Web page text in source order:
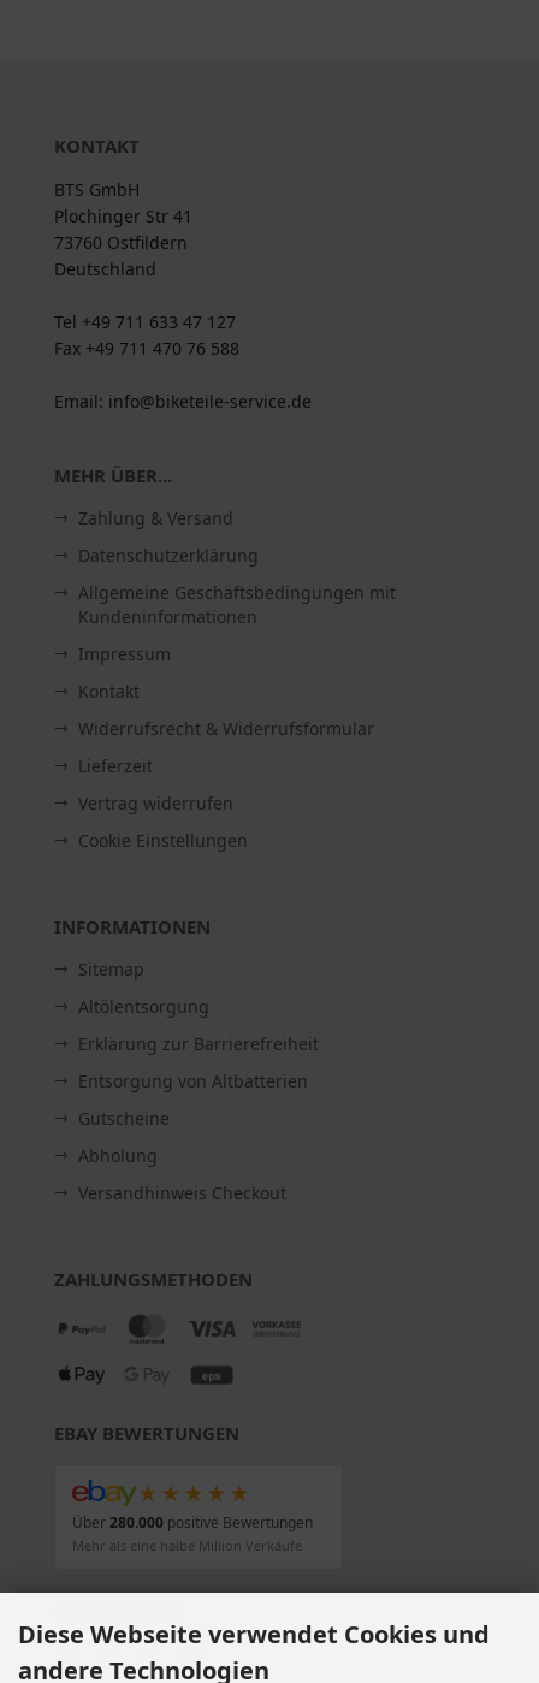
KONTAKT
BTS GmbH
Plochinger Str 41
73760 Ostfildern
Deutschland
Tel +49 711 633 47 127
Fax +49 711 470 76 588
Email: info@biketeile-service.de
MEHR ÜBER...
Zahlung & Versand
Datenschutzerklärung
Allgemeine Geschäftsbedingungen mit
Kundeninformationen
Impressum
Kontakt
Widerrufsrecht & Widerrufsformular
Lieferzeit
Vertrag widerrufen
Cookie Einstellungen
INFORMATIONEN
Sitemap
Altölentsorgung
Erklärung zur Barrierefreiheit
Entsorgung von Altbatterien
Gutscheine
Abholung
Versandhinweis Checkout
ZAHLUNGSMETHODEN
EBAY BEWERTUNGEN
★★★★★
Über280.000 positive Bewertungen
Mehr als eine halbe Million Verkäufe
Diese Webseite verwendet Cookies und
andere Technologien